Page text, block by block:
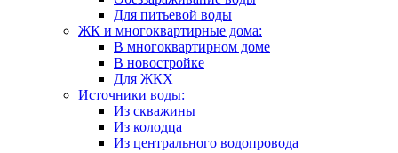
Для питьевой воды
ЖК и многоквартирные дома:
В многоквартирном доме
В новостройке
Для ЖКХ
Источники воды:
Из скважины
Из колодца
Из центрального водопровода